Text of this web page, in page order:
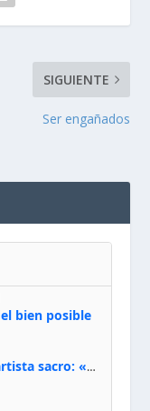
SIGUIENTE
Ser engañados
bien posible
José Ricardo González del Alba, artista sacro: «Yo oro, hablo con Dios, le pido al Espíritu Santo su inspiración y siempre pinto rezando el rosario para que sea Él quien actúe a través de mis manos»